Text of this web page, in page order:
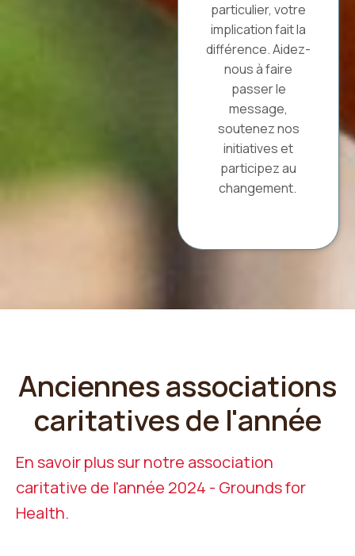
particulier, votre
implication fait la
différence. Aidez-
nous à faire
passer le
message,
soutenez nos
initiatives et
participez au
changement.
Anciennes associations
caritatives de l'année
En savoir plus sur notre association
caritative de l'année 2024 - Grounds for
Health.